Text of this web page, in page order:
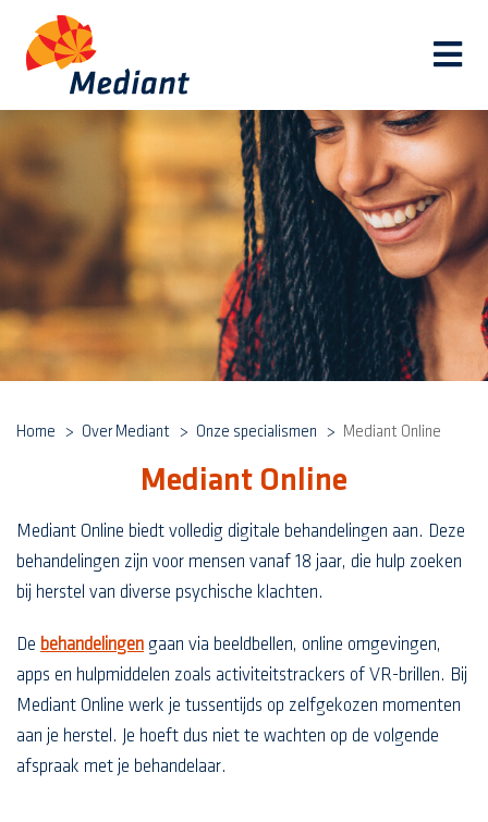
Home Over Mediant Onze specialismen Mediant Online
Mediant Online
Mediant Online biedt volledig digitale behandelingen aan. Deze
behandelingen zijn voor mensen vanaf 18 jaar, die hulp zoeken
bij herstel van diverse psychische klachten.
De behandelingen gaan via beeldbellen, online omgevingen,
apps en hulpmiddelen zoals activiteitstrackers of VR-brillen. Bij
Mediant Online werk je tussentijds op zelfgekozen momenten
aan je herstel. Je hoeft dus niet te wachten op de volgende
afspraak met je behandelaar.